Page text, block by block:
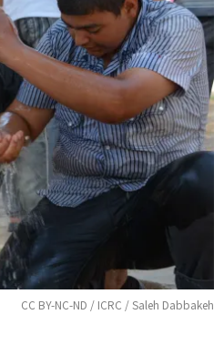
CC BY-NC-ND / ICRC / Saleh Dabbakeh